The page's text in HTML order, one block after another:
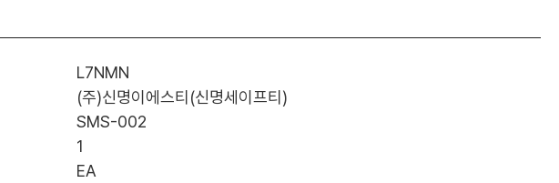
L7NMN
(주)신명이에스티(신명세이프티)
SMS-002
1
EA